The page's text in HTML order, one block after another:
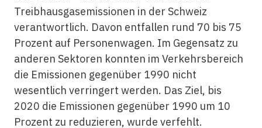
Treibhausgasemissionen in der Schweiz
verantwortlich. Davon entfallen rund 70 bis 75
Prozent auf Personenwagen. Im Gegensatz zu
anderen Sektoren konnten im Verkehrsbereich
die Emissionen gegenüber 1990 nicht
wesentlich verringert werden. Das Ziel, bis
2020 die Emissionen gegenüber 1990 um 10
Prozent zu reduzieren, wurde verfehlt.